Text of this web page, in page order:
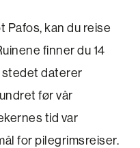
Pafos, kan du reise
finner du 14
stedet daterer
før vår
tid var
for pilegrimsreiser.